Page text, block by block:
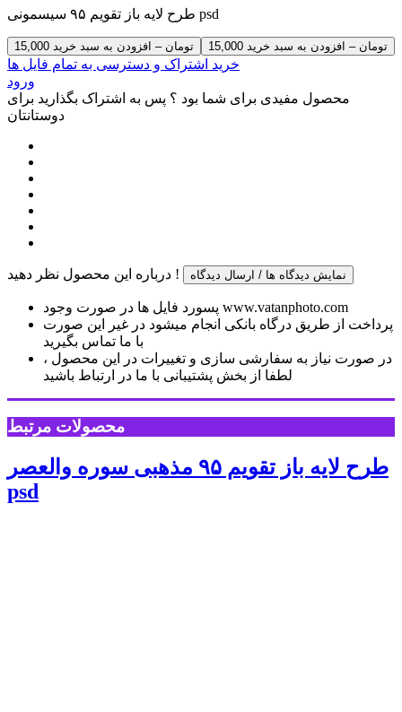
طرح لایه باز تقویم ۹۵ سیسمونی psd
15,000 تومان – افزودن به سبد خرید
خرید اشتراک و دسترسی به تمام فایل ها
ورود
محصول مفیدی برای شما بود ؟ پس به اشتراک بگذارید برای
دوستانتان
درباره این محصول نظر دهید ! نمایش دیدگاه ها / ارسال دیدگاه
پسورد فایل ها در صورت وجود www.vatanphoto.com
پرداخت از طریق درگاه بانکی انجام میشود در غیر این صورت
با ما تماس بگیرید
در صورت نیاز به سفارشی سازی و تغییرات در این محصول ،
لطفا از بخش پشتیبانی با ما در ارتباط باشید
محصولات مرتبط
طرح لایه باز تقویم ۹۵ مذهبی سوره والعصر
psd